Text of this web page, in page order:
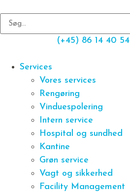
(+45) 86 14 40 54
Services
Vores services
Rengøring
Vinduespolering
Intern service
Hospital og sundhed
Kantine
Grøn service
Vagt og sikkerhed
Facility Management